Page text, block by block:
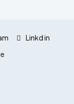
Linkd in